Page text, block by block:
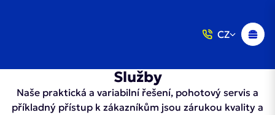
CZ
Služby
Naše praktická a variabilní řešení, pohotový servis a
příkladný přístup k zákazníkům jsou zárukou kvality a